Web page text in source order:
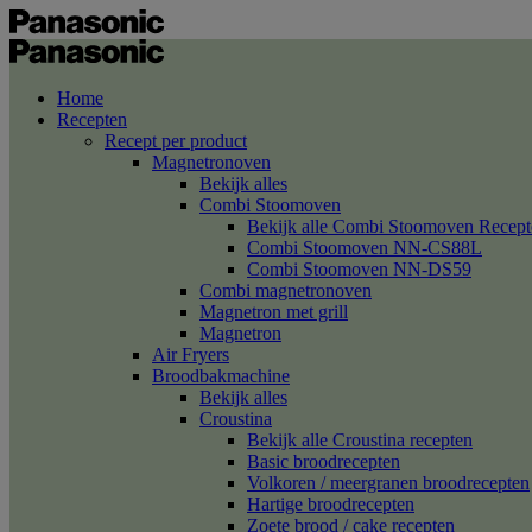
Home
Recepten
Recept per product
Magnetronoven
Bekijk alles
Combi Stoomoven
Bekijk alle Combi Stoomoven
Combi Stoomoven NN-CS88L
Combi Stoomoven NN-DS59
Combi magnetronoven
Magnetron met grill
Magnetron
Air Fryers
Broodbakmachine
Bekijk alles
Croustina
Bekijk alle Croustina recepten
Basic broodrecepten
Volkoren / meergranen broodrecepten
Hartige broodrecepten
Zoete brood / cake recepten